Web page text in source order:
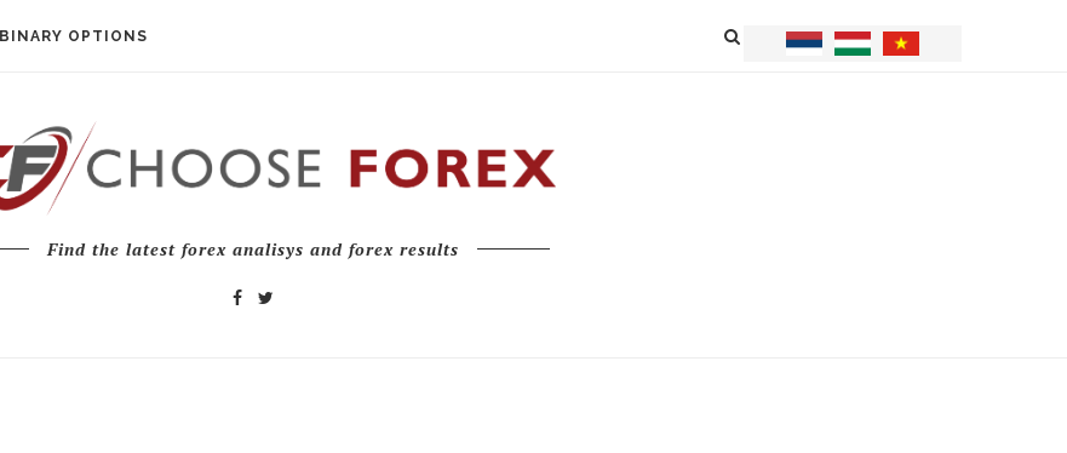
BINARY OPTIONS
Find the latest forex analisys and forex results